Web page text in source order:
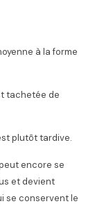
à la forme
tachetée de
plutôt tardive.
encore se
et devient
se conservent le